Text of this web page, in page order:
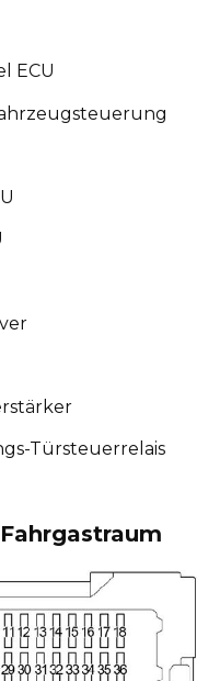
ECU
Türsteuerrelais